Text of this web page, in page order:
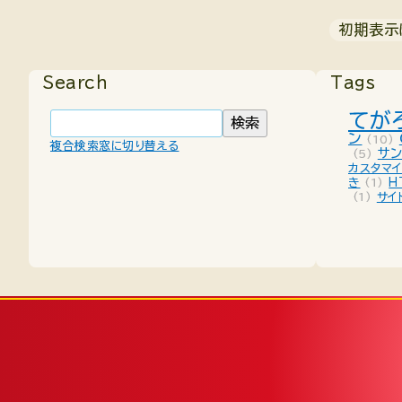
初期表示
Search
複合検索窓に切り替える
Tags
てが
ン (10)
(5) サ
カスタマ
き (1)
(1) サイ